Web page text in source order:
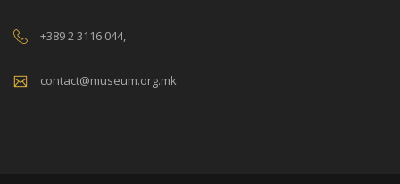
+389 2 3116 044,
contact@museum.org.mk